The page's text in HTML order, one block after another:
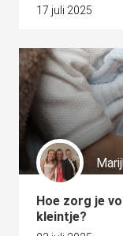
17 juli 2025
Hoe zorg je
kleintje?
worden
over
van
op